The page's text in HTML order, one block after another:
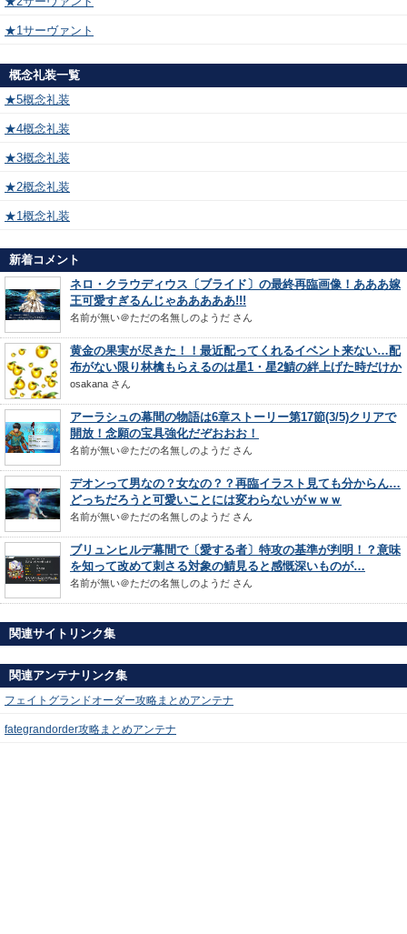
★1サーヴァント
概念礼装一覧
★5概念礼装
★4概念礼装
★3概念礼装
★2概念礼装
★1概念礼装
新着コメント
ネロ・クラウディウス〔ブライド〕の最終再臨画像！あああ嫁
王可愛すぎるんじゃあああああ!!!
名前が無い＠ただの名無しのようだ さん
黄金の果実が尽きた！！最近配ってくれるイベント来ない…配
布がない限り林檎もらえるのは星1・星2鯖の絆上げた時だけか
osakana さん
アーラシュの幕間の物語は6章ストーリー第17節(3/5)クリアで
開放！念願の宝具強化だぞおおお！
名前が無い＠ただの名無しのようだ さん
デオンって男なの？女なの？？再臨イラスト見ても分からん…
どっちだろうと可愛いことには変わらないがｗｗｗ
名前が無い＠ただの名無しのようだ さん
ブリュンヒルデ幕間で〔愛する者〕特攻の基準が判明！？意味
を知って改めて刺さる対象の鯖見ると感慨深いものが…
名前が無い＠ただの名無しのようだ さん
関連サイトリンク集
関連アンテナリンク集
フェイトグランドオーダー攻略まとめアンテナ
fategrandorder攻略まとめアンテナ